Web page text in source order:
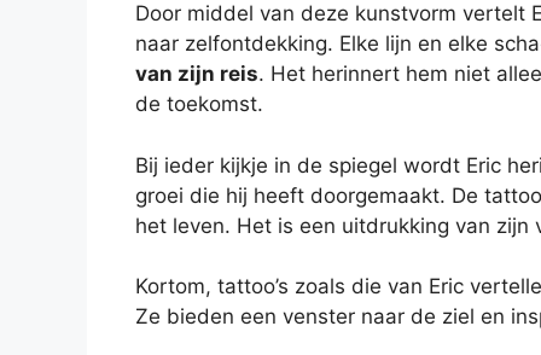
Door middel van deze kunstvorm vertelt
naar zelfontdekking. Elke lijn en elke
van zijn reis. Het herinnert hem niet
de toekomst.
Bij ieder kijkje in de spiegel wordt Eric
groei die hij heeft doorgemaakt. De
het leven. Het is een uitdrukking van
Kortom, tattoo’s zoals die van Eric
Ze bieden een venster naar de ziel en